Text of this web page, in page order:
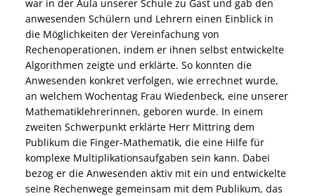
war in der Aula unserer Schule zu Gast und gab den
anwesenden Schülern und Lehrern einen Einblick in
die Möglichkeiten der Vereinfachung von
Rechenoperationen, indem er ihnen selbst entwickelte
Algorithmen zeigte und erklärte. So konnten die
Anwesenden konkret verfolgen, wie errechnet wurde,
an welchem Wochentag Frau Wiedenbeck, eine unserer
Mathematiklehrerinnen, geboren wurde. In einem
zweiten Schwerpunkt erklärte Herr Mittring dem
Publikum die Finger-Mathematik, die eine Hilfe für
komplexe Multiplikationsaufgaben sein kann. Dabei
bezog er die Anwesenden aktiv mit ein und entwickelte
seine Rechenwege gemeinsam mit dem Publikum, das